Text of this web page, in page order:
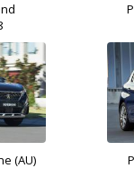
(AU)